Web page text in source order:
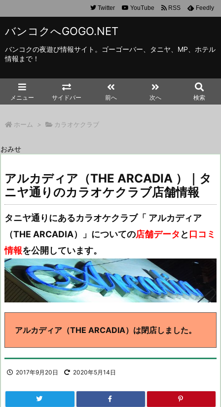
バンコクへGOGO.NET
バンコクの夜遊び情報サイト。ゴーゴーバー、タニヤ、MP、ホテル
情報まで！
メニュー サイドバー 前へ 次へ 検索
Twitter YouTube RSS Feedly
ホーム > カラオケクラブ
おみせ
アルカディア（THE ARCADIA ）｜タ
ニヤ通りのカラオケクラブ店舗情報
タニヤ通りにあるカラオケクラブ「 アルカディア
（THE ARCADIA）」についての店舗データ と 口コミ
情報を公開しています。
アルカディア（THE ARCADIA）は閉店しました。
2017年9月20日 2020年5月14日